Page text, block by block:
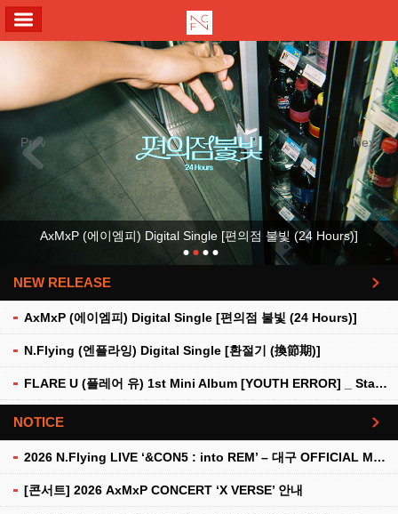
Previous Next
AxMxP (에이엠피) Digital Single [편의점 불빛 (24 Hours)]
NEW RELEASE
AxMxP (에이엠피) Digital Single [편의점 불빛 (24 Hours)]
N.Flying (엔플라잉) Digital Single [환절기 (換節期)]
FLARE U (플레어 유) 1st Mini Album [YOUTH ERROR] _ Stationery Kit Ver.
더보기
NOTICE
2026 N.Flying LIVE ‘&CON5 : into REM’ – 대구 OFFICIAL MD 현장 판매 안내
[콘서트] 2026 AxMxP CONCERT ‘X VERSE’ 안내
더보기